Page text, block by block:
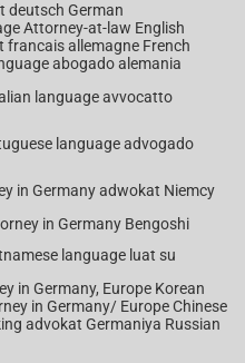
German
English
French
Korean
Chinese
Russian